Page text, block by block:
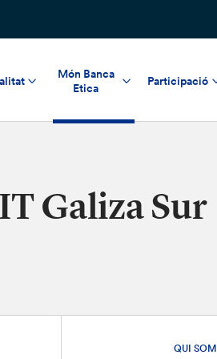
Món Banca
Etica
Participació
Galiza Sur
QUI SOM